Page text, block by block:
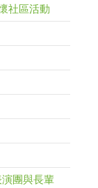
社區活動
團與長輩